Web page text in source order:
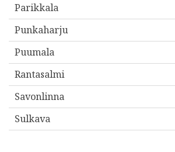
Parikkala
Punkaharju
Puumala
Rantasalmi
Savonlinna
Sulkava